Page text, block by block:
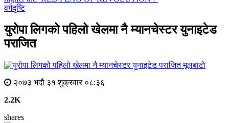
वर्गदृष्टि
युरोपा लिगको पहिलो खेलमा नै म्यानचेस्टर युनाइटेड
पराजित
मूलबाटाे
२०७३ भदौ ३१ शुक्रवार ०८:३६
2.2K
shares